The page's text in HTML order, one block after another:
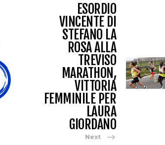
ESORDIO
VINCENTE DI
STEFANO LA
ROSA ALLA
TREVISO
MARATHON,
VITTORIA
FEMMINILE PER
LAURA
GIORDANO
Next